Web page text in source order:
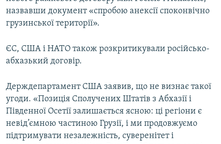
назвавши документ «спробою анексії споконвічно
грузинської території».
ЄС, США і НАТО також розкритикували російсько-
абхазький договір.
Держдепартамент США заявив, що не визнає такої
угоди. «Позиція Сполучених Штатів з Абхазії і
Південної Осетії залишається ясною: ці регіони є
невід’ємною частиною Грузії, і ми продовжуємо
підтримувати незалежність, суверенітет і